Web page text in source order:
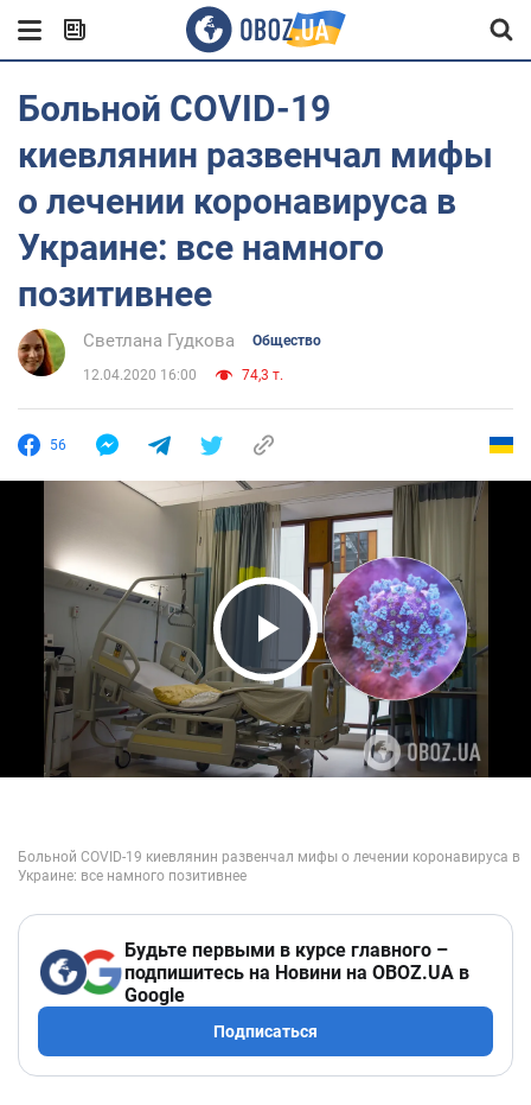
Больной COVID-19
киевлянин развенчал мифы
о лечении коронавируса в
Украине: все намного
позитивнее
Светлана Гудкова Общество
12.04.2020 16:00 74,3 т.
56
Play Video
Будьте первыми в курсе главного –
подпишитесь на Новини на OBOZ.UA в
Google
Подписаться